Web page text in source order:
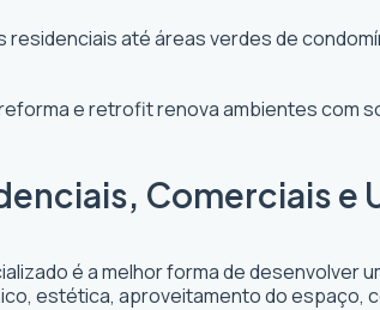
até áreas verdes de
e retrofit renova ambientes com
Comerciais e
é a melhor forma de desenvolver
estética, aproveitamento do